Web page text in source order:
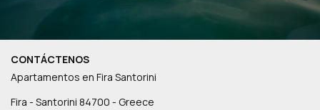
CONTÁCTENOS
Apartamentos en Fira Santorini
Fira - Santorini 84700 - Greece